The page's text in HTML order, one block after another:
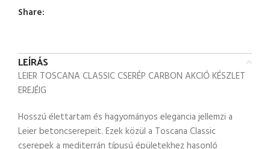
Share:
LEÍRÁS
LEIER TOSCANA CLASSIC CSERÉP CARBON AKCIÓ KÉSZLET
EREJÉIG
Hosszú élettartam és hagyományos elegancia jellemzi a
Leier betoncserepeit. Ezek közül a Toscana Classic
cserepek a mediterrán típusú épületekhez hasonló